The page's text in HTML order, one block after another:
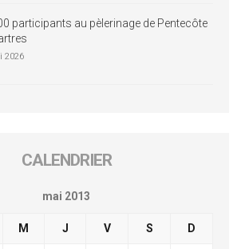
participants au pèlerinage de Pentecôte
2026
CALENDRIER
mai 2013
M J V S D